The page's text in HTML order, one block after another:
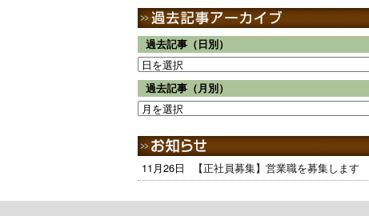
過去記事（日別）
過去記事（月別）
11月26日 【正社員募集】営業職を募集します